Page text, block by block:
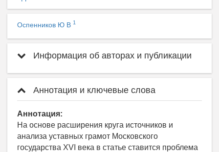
Оспенников Ю В 1
Информация об авторах и публикации
Аннотация и ключевые слова
Аннотация:
На основе расширения круга источников и
анализа уставных грамот Московского
государства XVI века в статье ставится проблема